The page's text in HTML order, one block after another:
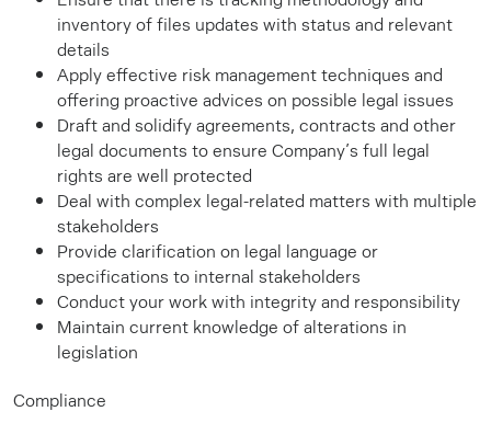
inventory of files updates with status and relevant
details
Apply effective risk management techniques and
offering proactive advices on possible legal issues
Draft and solidify agreements, contracts and other
legal documents to ensure Company’s full legal
rights are well protected
Deal with complex legal-related matters with multiple
stakeholders
Provide clarification on legal language or
specifications to internal stakeholders
Conduct your work with integrity and responsibility
Maintain current knowledge of alterations in
legislation
Compliance